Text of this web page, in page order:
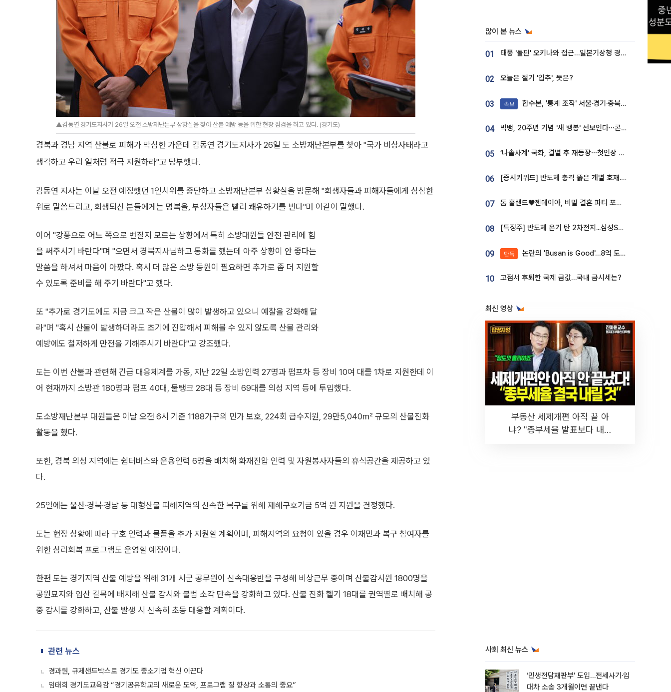
▲김동연 경기도지사가 26일 오전 소방재난본부 상황실을 찾아 산불 예방 등을 위한 현장 점검을 하고 있다. (경기도)
경북과 경남 지역 산불로 피해가 막심한 가운데 김동연 경기도지사가 26일 도 소방재난본부를 찾아 "국가 비상사태라고
생각하고 우리 일처럼 적극 지원하라"고 당부했다.
김동연 지사는 이날 오전 예정했던 1인시위를 중단하고 소방재난본부 상황실을 방문해 "희생자들과 피해자들에게 심심한
위로 말씀드리고, 희생되신 분들에게는 명복을, 부상자들은 빨리 쾌유하기를 빈다"며 이같이 말했다.
이어 "강풍으로 어느 쪽으로 번질지 모르는 상황에서 특히 소방대원들 안전 관리에 힘
을 써주시기 바란다"며 "오면서 경북지사님하고 통화를 했는데 아주 상황이 안 좋다는
말씀을 하셔서 마음이 아팠다. 혹시 더 많은 소방 동원이 필요하면 추가로 좀 더 지원할
수 있도록 준비를 해 주기 바란다"고 했다.
또 "추가로 경기도에도 지금 크고 작은 산불이 많이 발생하고 있으니 예찰을 강화해 달
라"며 "혹시 산불이 발생하더라도 초기에 진압해서 피해볼 수 있지 않도록 산불 관리와
예방에도 철저하게 만전을 기해주시기 바란다"고 강조했다.
도는 이번 산불과 관련해 긴급 대응체계를 가동, 지난 22일 소방인력 27명과 펌프차 등 장비 10여 대를 1차로 지원한데 이
어 현재까지 소방관 180명과 펌프 40대, 물탱크 28대 등 장비 69대를 의성 지역 등에 투입했다.
도소방재난본부 대원들은 이날 오전 6시 기준 1188가구의 민가 보호, 224회 급수지원, 29만5,040㎡ 규모의 산불진화
활동을 했다.
또한, 경북 의성 지역에는 쉼터버스와 운용인력 6명을 배치해 화재진압 인력 및 자원봉사자들의 휴식공간을 제공하고 있
다.
25일에는 울산·경북·경남 등 대형산불 피해지역의 신속한 복구를 위해 재해구호기금 5억 원 지원을 결정했다.
도는 현장 상황에 따라 구호 인력과 물품을 추가 지원할 계획이며, 피해지역의 요청이 있을 경우 이재민과 복구 참여자를
위한 심리회복 프로그램도 운영할 예정이다.
한편 도는 경기지역 산불 예방을 위해 31개 시군 공무원이 신속대응반을 구성해 비상근무 중이며 산불감시원 1800명을
공원묘지와 입산 길목에 배치해 산불 감시와 불법 소각 단속을 강화하고 있다. 산불 진화 헬기 18대를 권역별로 배치해 공
중 감시를 강화하고, 산불 발생 시 신속히 초동 대응할 계획이다.
관련 뉴스
경과원, 규제샌드박스로 경기도 중소기업 혁신 이끈다
임태희 경기도교육감 “경기공유학교의 새로운 도약, 프로그램 질 향상과 소통의 중요”
많이 본 뉴스
01 태풍 '돌핀' 오키나와 접근…일본기상청 경로 업데이트
02 오늘은 절기 '입추', 뜻은?
03 속보 합수본, '통계 조작' 서울·경기·충북 선관위 등 추가 압수수색
04 빅뱅, 20주년 기념 '새 뱅봉' 선보인다⋯콘서트 앞두고 팝업 개최
05 ‘나솔사계’ 국화, 결별 후 재등장⋯첫인상 투표 휩쓸고 ‘인기녀’ 등극
06 [증시키워드] 반도체 충격 뚫은 개별 호재...포스코퓨처엠·에코프로·한화솔루션 '눈길'
07 톰 홀랜드♥젠데이아, 비밀 결혼 파티 포착⋯호텔 대관비만 9억
08 [특징주] 반도체 온기 탄 2차전지...삼성SDI, 장 초반 7% 넘게 껑충
09 단독 논란의 'Busan is Good'…8억 도시브랜드, 용산 대통령실 CI 업체가 수행
10 고점서 후퇴한 국제 금값…국내 금시세는?
최신 영상
부동산 세제개편 아직 끝 아
냐? "종부세율 발표보다 내릴
사회 최신 뉴스
‘민생전담재판부’ 도입…전세사기·임
대차 소송 3개월이면 끝낸다